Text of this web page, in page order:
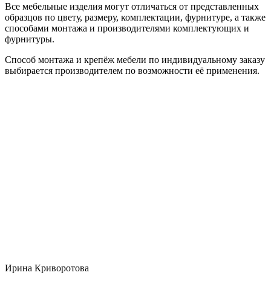
Все мебельные изделия могут отличаться от представленных
образцов по цвету, размеру, комплектации, фурнитуре, а также
способами монтажа и производителями комплектующих и
фурнитуры.
Способ монтажа и крепёж мебели по индивидуальному заказу
выбирается производителем по возможности её применения.
Ирина Криворотова